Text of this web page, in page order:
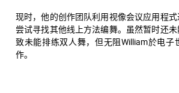
现时，他的创作团队利用视像会议应用程
尝试寻找其他线上方法编舞。虽然暂时还
致未能排练双人舞，但无阻William於电子
作。